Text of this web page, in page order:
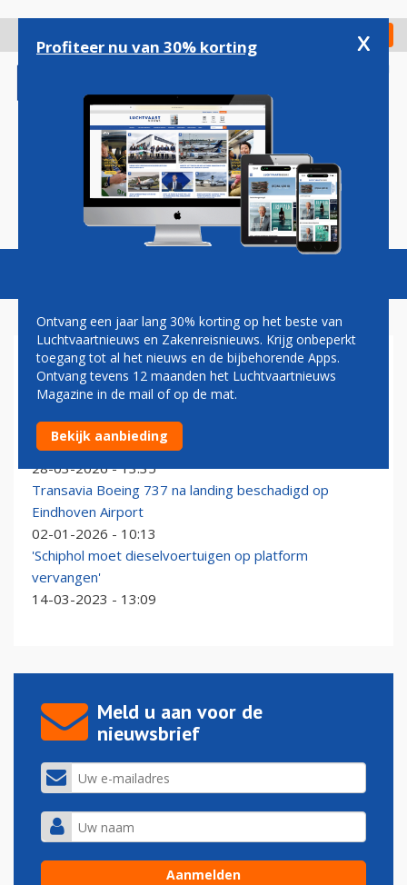
gaan
Check in
Magazine Podcasts Vacatures
PLATFORM
LAX‑bagagemedewerker heeft weinig compassie voor
dure gitaren
28-03-2026 - 13:35
Transavia Boeing 737 na landing beschadigd op
Eindhoven Airport
02-01-2026 - 10:13
'Schiphol moet dieselvoertuigen op platform
vervangen'
14-03-2023 - 13:09
Meld u aan voor de
nieuwsbrief
Profiteer nu van 30% korting x
Ontvang een jaar lang 30% korting op het beste van
Luchtvaartnieuws en Zakenreisnieuws. Krijg onbeperkt
toegang tot al het nieuws en de bijbehorende Apps.
Ontvang tevens 12 maanden het Luchtvaartnieuws
Magazine in de mail of op de mat.
Bekijk aanbieding